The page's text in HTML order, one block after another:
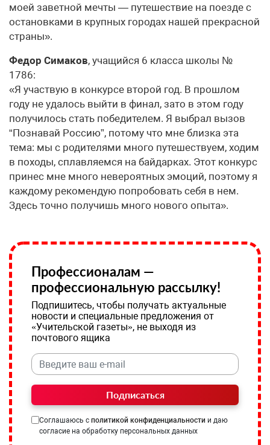
моей заветной мечты — путешествие на поезде с
остановками в крупных городах нашей прекрасной
страны».
Федор Симаков, учащийся 6 класса школы №
1786:
«Я участвую в конкурсе второй год. В прошлом
году не удалось выйти в финал, зато в этом году
получилось стать победителем. Я выбрал вызов
“Познавай Россию”, потому что мне близка эта
тема: мы с родителями много путешествуем, ходим
в походы, сплавляемся на байдарках. Этот конкурс
принес мне много невероятных эмоций, поэтому я
каждому рекомендую попробовать себя в нем.
Здесь точно получишь много нового опыта».
Профессионалам —
профессиональную рассылку!
Подпишитесь, чтобы получать актуальные
новости и специальные предложения от
«Учительской газеты», не выходя из
почтового ящика
Подписаться
Соглашаюсь с политикой конфиденциальности и даю
согласие на обработку персональных данных